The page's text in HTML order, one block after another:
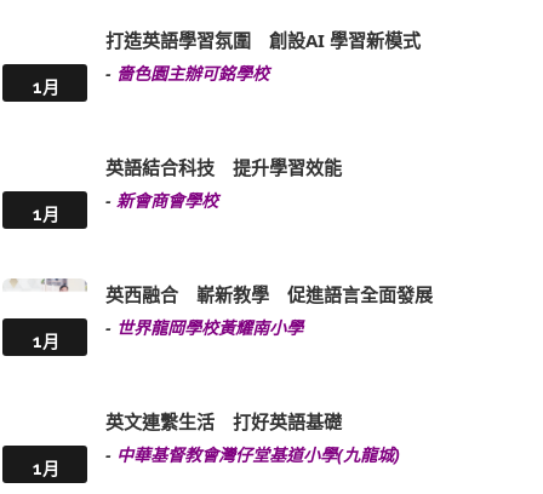
1月
打造英語學習氛圍 創設AI 學習新模式
- 嗇色園主辦可銘學校
1月
英語結合科技 提升學習效能
- 新會商會學校
1月
英西融合 嶄新教學 促進語言全面發展
- 世界龍岡學校黃耀南小學
1月
英文連繫生活 打好英語基礎
- 中華基督教會灣仔堂基道小學(九龍城)